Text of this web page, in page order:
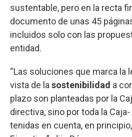
sustentable, pero en la recta
documento de unas 45
incluidos solo con las
entidad.
“Las soluciones que marca la
vista de la sostenibilidad a
plazo son planteadas por la
directiva, sino por toda la
tenidas en cuenta, en